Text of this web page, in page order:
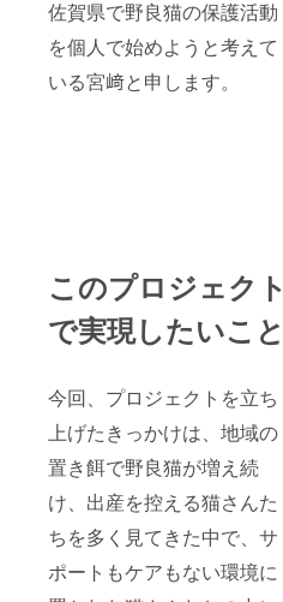
佐賀県で野良猫の保護活動
を個人で始めようと考えて
いる宮﨑と申します。
このプロジェクト
で実現したいこと
今回、プロジェクトを立ち
上げたきっかけは、地域の
置き餌で野良猫が増え続
け、出産を控える猫さんた
ちを多く見てきた中で、サ
ポートもケアもない環境に